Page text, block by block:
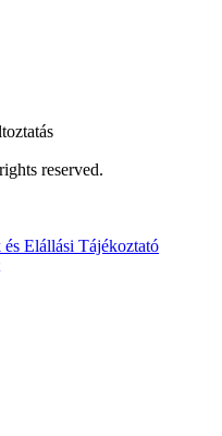
reserved.
Elállási Tájékoztató